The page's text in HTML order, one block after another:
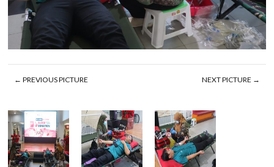
← PREVIOUS PICTURE NEXT PICTURE →